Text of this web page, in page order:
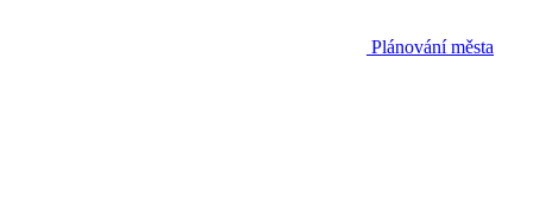
Plánování města